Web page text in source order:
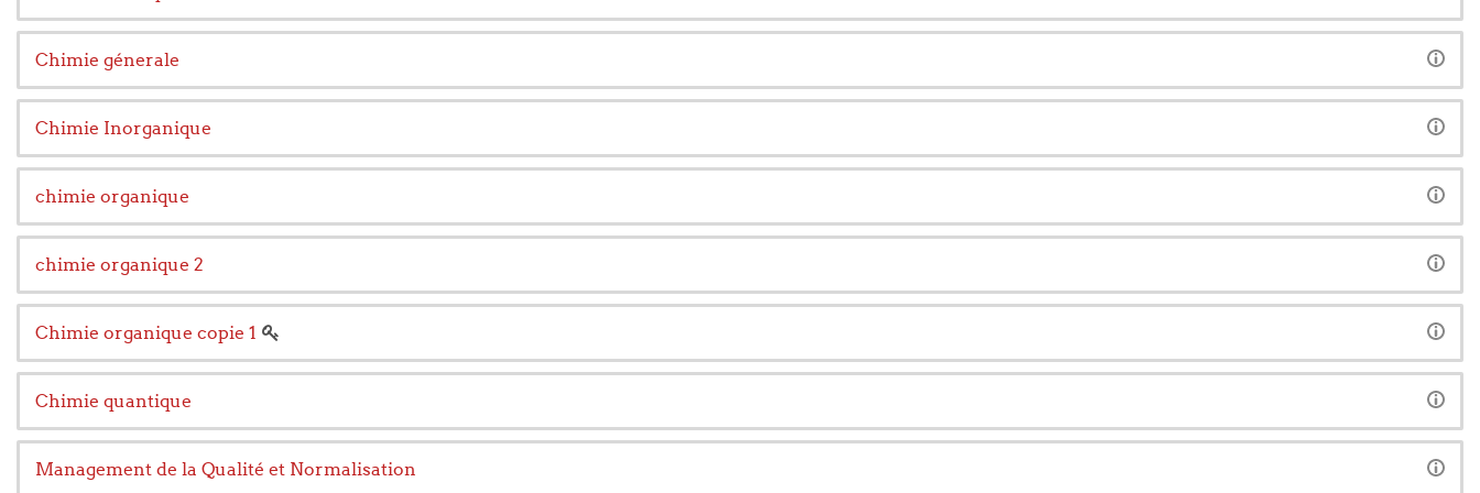
Chimie génerale
Chimie Inorganique
chimie organique
chimie organique 2
Chimie organique copie 1
Chimie quantique
Management de la Qualité et Normalisation